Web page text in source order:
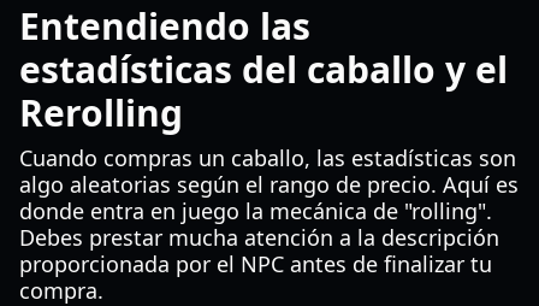
Entendiendo las
estadísticas del caballo y el
Rerolling
Cuando compras un caballo, las estadísticas son
algo aleatorias según el rango de precio. Aquí es
donde entra en juego la mecánica de "rolling".
Debes prestar mucha atención a la descripción
proporcionada por el NPC antes de finalizar tu
compra.